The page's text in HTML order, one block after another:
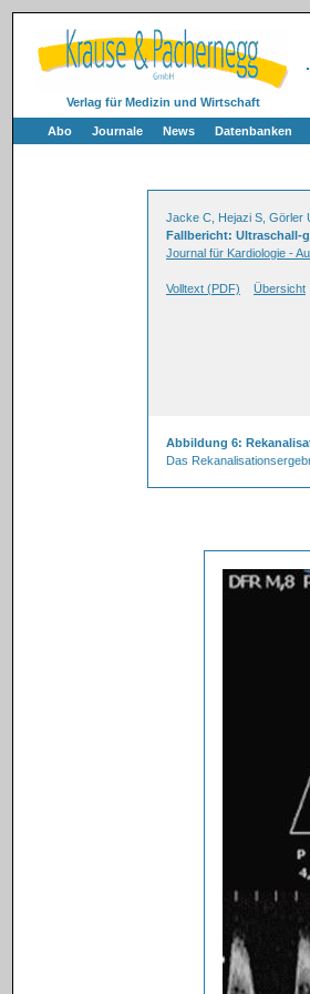
Verlag für Medizin und Wirtschaft
Abo Journale News Datenbanken
Jacke C, Hejazi S, Görler
Fallbericht: Ultraschall-
Journal für Kardiologie -
Volltext (PDF) Übersicht
Abbildung 6:
Das